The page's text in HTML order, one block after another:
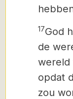
17God
de
wereld
opdat
zou